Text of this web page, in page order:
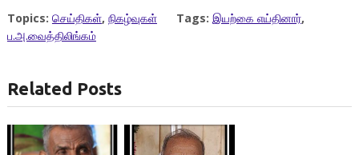
Topics: செய்திகள், நிகழ்வுகள் Tags: இயற்கை எய்தினார்,
ப.அ.வைத்திலிங்கம்
Related Posts